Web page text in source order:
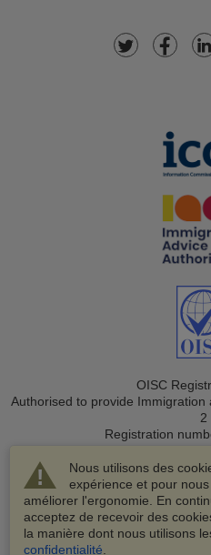
Nous utilisons des
expérience et pour
améliorer l'ergonomie. En
acceptez de recevoir des
la manière dont nous utilisons
confidentialité
OISC
Authorised to provide
2
Registration
© 2003-2026 VisaHQ.com,